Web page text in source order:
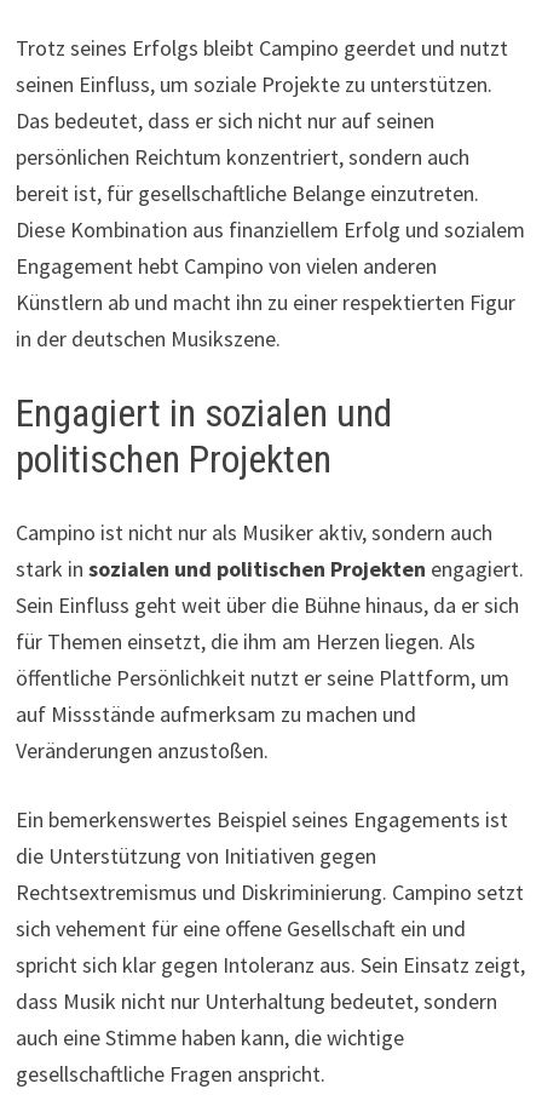
Trotz seines Erfolgs bleibt Campino geerdet und nutzt
seinen Einfluss, um soziale Projekte zu unterstützen.
Das bedeutet, dass er sich nicht nur auf seinen
persönlichen Reichtum konzentriert, sondern auch
bereit ist, für gesellschaftliche Belange einzutreten.
Diese Kombination aus finanziellem Erfolg und sozialem
Engagement hebt Campino von vielen anderen
Künstlern ab und macht ihn zu einer respektierten Figur
in der deutschen Musikszene.
Engagiert in sozialen und
politischen Projekten
Campino ist nicht nur als Musiker aktiv, sondern auch
stark in sozialen und politischen Projekten engagiert.
Sein Einfluss geht weit über die Bühne hinaus, da er sich
für Themen einsetzt, die ihm am Herzen liegen. Als
öffentliche Persönlichkeit nutzt er seine Plattform, um
auf Missstände aufmerksam zu machen und
Veränderungen anzustoßen.
Ein bemerkenswertes Beispiel seines Engagements ist
die Unterstützung von Initiativen gegen
Rechtsextremismus und Diskriminierung. Campino setzt
sich vehement für eine offene Gesellschaft ein und
spricht sich klar gegen Intoleranz aus. Sein Einsatz zeigt,
dass Musik nicht nur Unterhaltung bedeutet, sondern
auch eine Stimme haben kann, die wichtige
gesellschaftliche Fragen anspricht.